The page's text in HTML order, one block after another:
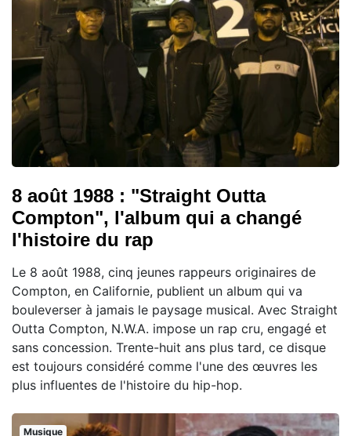
8 août 1988 : "Straight Outta
Compton", l'album qui a changé
l'histoire du rap
Le 8 août 1988, cinq jeunes rappeurs originaires de
Compton, en Californie, publient un album qui va
bouleverser à jamais le paysage musical. Avec Straight
Outta Compton, N.W.A. impose un rap cru, engagé et
sans concession. Trente-huit ans plus tard, ce disque
est toujours considéré comme l'une des œuvres les
plus influentes de l'histoire du hip-hop.
Musique